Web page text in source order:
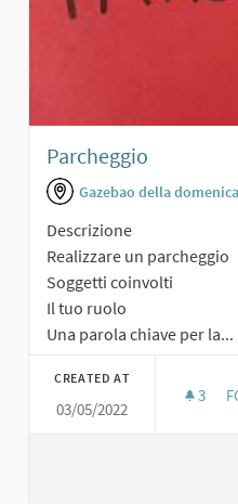
Parcheggio
Gazebao della domenica
Descrizione
Realizzare un parcheggio
Soggetti coinvolti
Il tuo ruolo
Una parola chiave per la...
CREATED AT
03/05/2022
3 3